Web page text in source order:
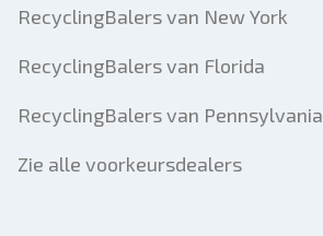
RecyclingBalers van New York
RecyclingBalers van Florida
RecyclingBalers van Pennsylvania
Zie alle voorkeursdealers